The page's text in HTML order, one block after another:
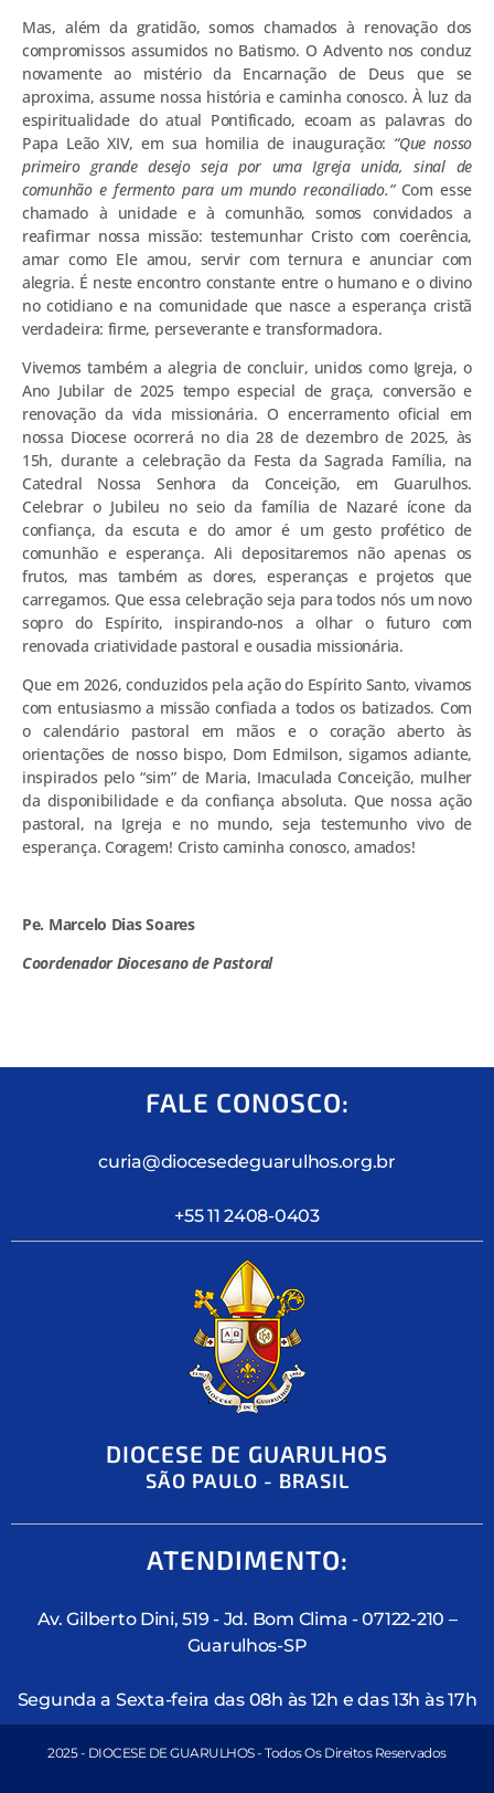
Mas, além da gratidão, somos chamados à renovação dos
compromissos assumidos no Batismo. O Advento nos conduz
novamente ao mistério da Encarnação de Deus que se
aproxima, assume nossa história e caminha conosco. À luz da
espiritualidade do atual Pontificado, ecoam as palavras do
Papa Leão XIV, em sua homilia de inauguração: “Que nosso
primeiro grande desejo seja por uma Igreja unida, sinal de
comunhão e fermento para um mundo reconciliado.” Com esse
chamado à unidade e à comunhão, somos convidados a
reafirmar nossa missão: testemunhar Cristo com coerência,
amar como Ele amou, servir com ternura e anunciar com
alegria. É neste encontro constante entre o humano e o divino
no cotidiano e na comunidade que nasce a esperança cristã
verdadeira: firme, perseverante e transformadora.
Vivemos também a alegria de concluir, unidos como Igreja, o
Ano Jubilar de 2025 tempo especial de graça, conversão e
renovação da vida missionária. O encerramento oficial em
nossa Diocese ocorrerá no dia 28 de dezembro de 2025, às
15h, durante a celebração da Festa da Sagrada Família, na
Catedral Nossa Senhora da Conceição, em Guarulhos.
Celebrar o Jubileu no seio da família de Nazaré ícone da
confiança, da escuta e do amor é um gesto profético de
comunhão e esperança. Ali depositaremos não apenas os
frutos, mas também as dores, esperanças e projetos que
carregamos. Que essa celebração seja para todos nós um novo
sopro do Espírito, inspirando-nos a olhar o futuro com
renovada criatividade pastoral e ousadia missionária.
Que em 2026, conduzidos pela ação do Espírito Santo, vivamos
com entusiasmo a missão confiada a todos os batizados. Com
o calendário pastoral em mãos e o coração aberto às
orientações de nosso bispo, Dom Edmilson, sigamos adiante,
inspirados pelo “sim” de Maria, Imaculada Conceição, mulher
da disponibilidade e da confiança absoluta. Que nossa ação
pastoral, na Igreja e no mundo, seja testemunho vivo de
esperança. Coragem! Cristo caminha conosco, amados!
Pe. Marcelo Dias Soares
Coordenador Diocesano de Pastoral
FALE CONOSCO:
curia@diocesedeguarulhos.org.br
+55 11 2408-0403
DIOCESE DE GUARULHOS
SÃO PAULO - BRASIL
ATENDIMENTO:
Av. Gilberto Dini, 519 - Jd. Bom Clima - 07122-210 –
Guarulhos-SP
Segunda a Sexta-feira das 08h às 12h e das 13h às 17h
2025 - DIOCESE DE GUARULHOS - Todos Os Direitos Reservados